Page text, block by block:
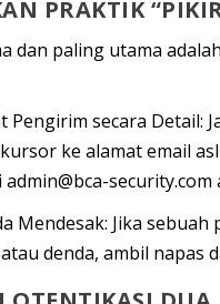
PRAKTIK
dan paling utama
Pengirim secara Detail:
ke alamat email
admin@bca-security.com
Mendesak: Jika sebuah
denda, ambil napas